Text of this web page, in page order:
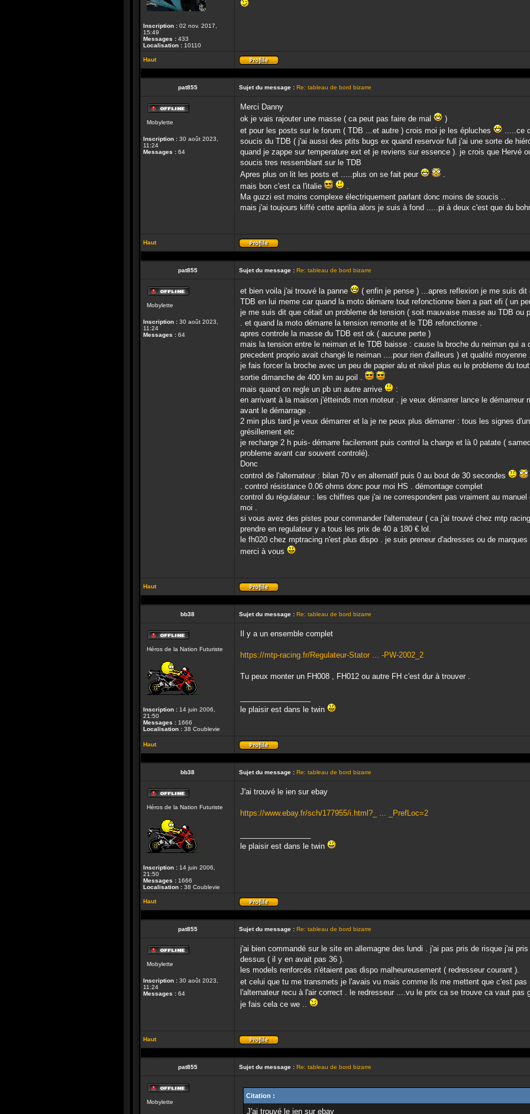
Inscription : 02 nov. 2017,
15:49
Messages : 433
Localisation : 10110
Haut
Profil
pat855 Sujet du message : Re: tableau de bord bizarre
Mobylette
Inscription : 30 août 2023,
11:24
Messages : 64
Merci Danny
ok je vais rajouter une masse ( ca peut pas faire de mal
)
et pour les posts sur le forum ( TDB ...et autre ) crois moi je les épluches
.....ce
soucis du TDB ( j'ai aussi des ptits bugs ex quand reservoir full j'ai une sorte de
quand je zappe sur temperature ext et je reviens sur essence ). je crois que Hervé
soucis tres ressemblant sur le TDB
Apres plus on lit les posts et .....plus on se fait peur
.
mais bon c'est ca l'italie
.
Ma guzzi est moins complexe électriquement parlant donc moins de soucis ..
mais j'ai toujours kiffé cette aprilia alors je suis à fond .....pi à deux c'est que du
Haut
Profil
pat855 Sujet du message : Re: tableau de bord bizarre
Mobylette
Inscription : 30 août 2023,
11:24
Messages : 64
et bien voila j'ai trouvé la panne
( enfin je pense ) ...apres reflexion je me suis
TDB en lui meme car quand la moto démarre tout refonctionne bien a part efi ( un
je me suis dit que cétait un probleme de tension ( soit mauvaise masse au TDB ou
. et quand la moto démarre la tension remonte et le TDB refonctionne .
apres controle la masse du TDB est ok ( aucune perte )
mais la tension entre le neiman et le TDB baisse : cause la broche du neiman qui a
precedent proprio avait changé le neiman ....pour rien d'ailleurs ) et qualité moyenne .
je fais forcer la broche avec un peu de papier alu et nikel plus eu le probleme du
sortie dimanche de 400 km au poil .
mais quand on regle un pb un autre arrive
:
en arrivant à la maison j'étteinds mon moteur . je veux démarrer lance le démarreur
avant le démarrage .
2 min plus tard je veux démarrer et la je ne peux plus démarrer : tous les signes
grésillement etc
je recharge 2 h puis- démarre facilement puis control la charge et là 0 patate (
probleme avant car souvent controlé).
Donc
control de l'alternateur : bilan 70 v en alternatif puis 0 au bout de 30 secondes
. control résistance 0.06 ohms donc pour moi HS . démontage complet
control du régulateur : les chiffres que j'ai ne correspondent pas vraiment au
moi .
si vous avez des pistes pour commander l'alternateur ( ca j'ai trouvé chez mtp
prendre en regulateur y a tous les prix de 40 a 180 € lol.
le fh020 chez mptracing n'est plus dispo . je suis preneur d'adresses ou de marques
merci à vous
Haut
Profil
bb38 Sujet du message : Re: tableau de bord bizarre
ligne
Héros de la Nation Futuriste
Inscription : 14 juin 2006,
21:50
Messages : 1666
Localisation : 38 Coublevie
Il y a un ensemble complet
https://mtp-racing.fr/Regulateur-Stator ... -PW-2002_2
Tu peux monter un FH008 , FH012 ou autre FH c'est dur à trouver .
le plaisir est dans le twin
Haut
Profil
bb38 Sujet du message : Re: tableau de bord bizarre
ligne
Héros de la Nation Futuriste
Inscription : 14 juin 2006,
21:50
Messages : 1666
Localisation : 38 Coublevie
J'ai trouvé le ien sur ebay
https://www.ebay.fr/sch/177955/i.html?_ ... _PrefLoc=2
le plaisir est dans le twin
Haut
Profil
pat855 Sujet du message : Re: tableau de bord bizarre
Mobylette
Inscription : 30 août 2023,
11:24
Messages : 64
j'ai bien commandé sur le site en allemagne des lundi . j'ai pas pris de risque j'ai
dessus ( il y en avait pas 36 ).
les models renforcés n'étaient pas dispo malheureusement ( redresseur courant ).
et celui que tu me transmets je l'avais vu mais comme ils me mettent que c'est
l'alternateur recu à l'air correct . le redresseur ....vu le prix ca se trouve ca vaut pas
je fais cela ce we ..
Haut
Profil
pat855 Sujet du message : Re: tableau de bord bizarre
Mobylette
Citation :
J'ai trouvé le ien sur ebay